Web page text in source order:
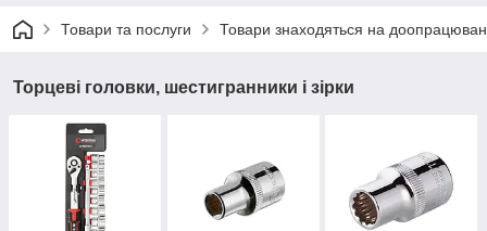
Товари та послуги Товари знаходяться на
Торцеві головки, шестигранники і зірки